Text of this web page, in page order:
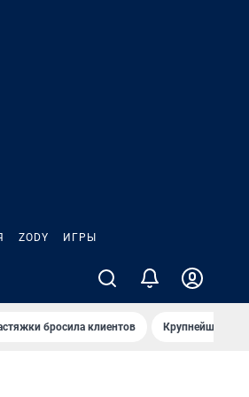
ZODY ИГРЫ
бросила клиентов Крупнейшие